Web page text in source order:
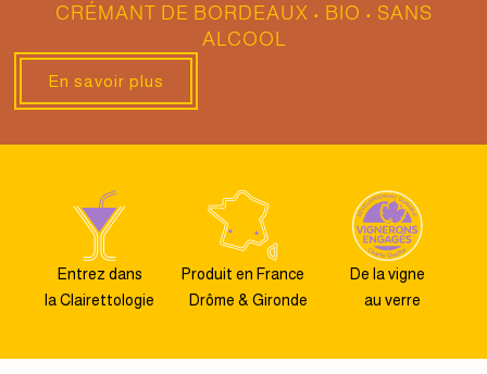
CRÉMANT DE BORDEAUX • BIO • SANS
ALCOOL
En savoir plus
Entrez dans
la Clairettologie
Produit en France
Drôme & Gironde
De la vigne
au verre